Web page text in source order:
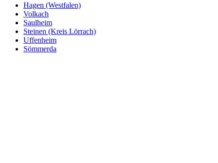
Hagen (Westfalen)
Volkach
Saulheim
Steinen (Kreis Lörrach)
Uffenheim
Sömmerda